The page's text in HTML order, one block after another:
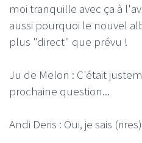
moi tranquille avec ça à
aussi pourquoi le nouvel
plus "direct" que prévu !
Ju de Melon : C'était
prochaine question...
Andi Deris : Oui, je sais